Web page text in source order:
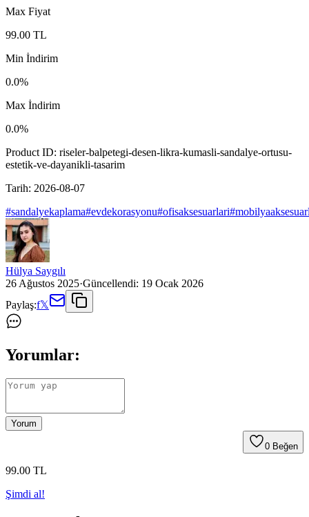
Max Fiyat
99.00 TL
Min İndirim
0.0%
Max İndirim
0.0%
Product ID: riseler-balpetegi-desen-likra-kumasli-sandalye-ortusu-
estetik-ve-dayanikli-tasarim
Tarih: 2026-08-07
#sandalyekaplama#evdekorasyonu#ofisaksesuarlari#
Hülya Saygılı
26 Ağustos 2025·Güncellendi: 19 Ocak 2026
Paylaş:f𝕏
Yorumlar:
Yorum
0 Beğen
99.00 TL
Şimdi al!